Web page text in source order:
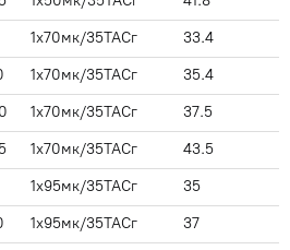
1x70мк/35ТАСг 33.4
1x70мк/35ТАСг 35.4
1x70мк/35ТАСг 37.5
1x70мк/35ТАСг 43.5
1x95мк/35ТАСг 35
1x95мк/35ТАСг 37